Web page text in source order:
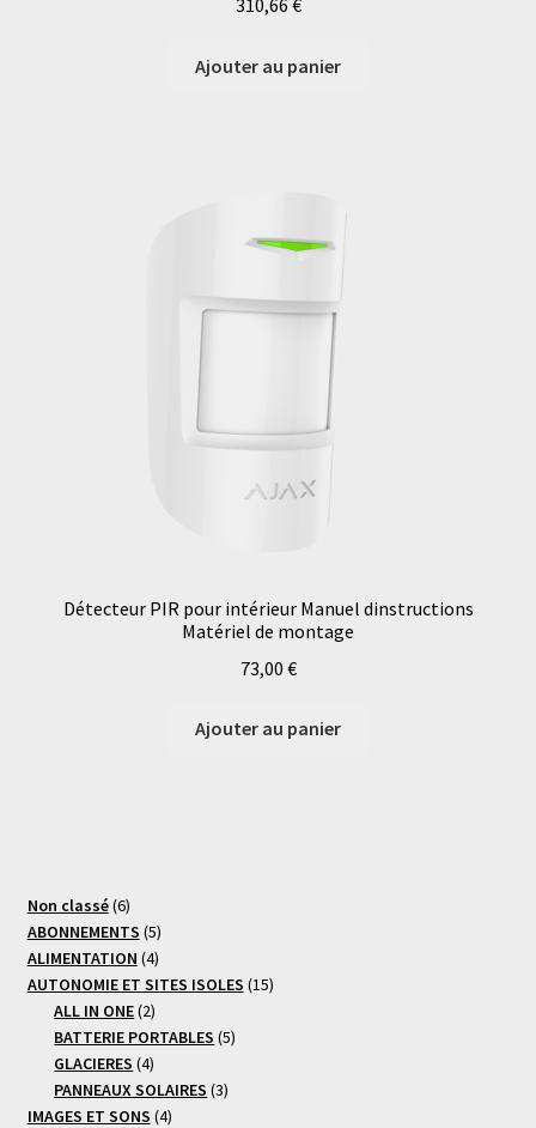
Ajouter au panier
Détecteur PIR pour intérieur Manuel dinstructions
Matériel de montage
73,00 €
Ajouter au panier
Non classé 66
produits
ABONNEMENTS 55
produits
ALIMENTATION 44
produits
AUTONOMIE ET SITES ISOLES 1515
ALL IN ONE 22
produits
BATTERIE PORTABLES 55
GLACIERES 44
produits
PANNEAUX SOLAIRES 33
IMAGES ET SONS 44